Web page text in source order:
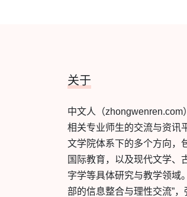
关于
中文人（zhongwenren.com
相关专业师生的交流与资讯
文学院体系下的多个方向，
国际教育，以及现代文学、
字学等具体研究与教学领域
部的信息整合与理性交流”